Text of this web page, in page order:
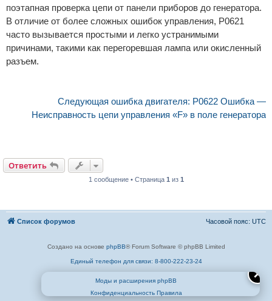
✕
поэтапная проверка цепи от панели приборов до генератора.
В отличие от более сложных ошибок управления, P0621
часто вызывается простыми и легко устранимыми
причинами, такими как перегоревшая лампа или окисленный
разъем.
Следующая ошибка двигателя: P0622 Ошибка —
Неисправность цепи управления «F» в поле генератора
Ответить
1 сообщение • Страница 1 из 1
Список форумов Часовой пояс: UTC
Создано на основе phpBB® Forum Software © phpBB Limited
Единый телефон для связи: 8-800-222-23-24
Моды и расширения phpBB
Конфиденциальность Правила